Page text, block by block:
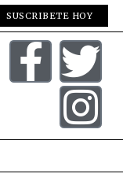
SUSCRIBETE HOY